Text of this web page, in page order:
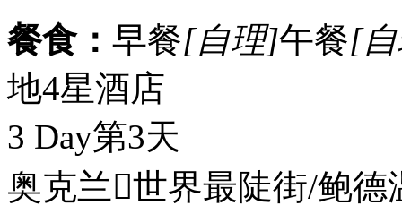
餐食： 早餐[自理]午餐[
地4星酒店
3 Day第3天
奥克兰世界最陡街/鲍